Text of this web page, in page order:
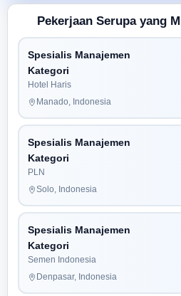
Pekerjaan Serupa yang
Spesialis Manajemen
Kategori
Hotel Haris
Manado, Indonesia
Spesialis Manajemen
Kategori
PLN
Solo, Indonesia
Spesialis Manajemen
Kategori
Semen Indonesia
Denpasar, Indonesia